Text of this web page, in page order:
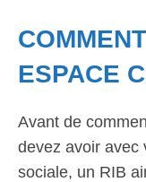
ESPACE
Avant de
devez avoir avec
sociale, un RIB